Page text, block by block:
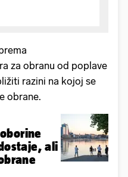
za obranu od poplave
razini na kojoj se
obrane.
ali